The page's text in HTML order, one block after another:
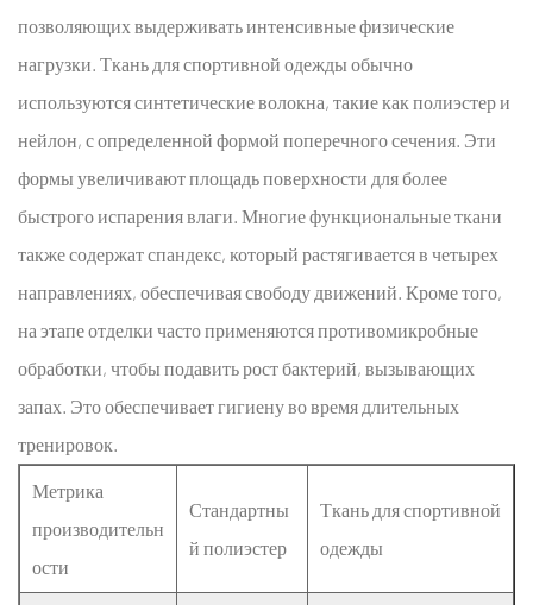
позволяющих выдерживать интенсивные физические
нагрузки. Ткань для спортивной одежды обычно
используются синтетические волокна, такие как полиэстер и
нейлон, с определенной формой поперечного сечения. Эти
формы увеличивают площадь поверхности для более
быстрого испарения влаги. Многие функциональные ткани
также содержат спандекс, который растягивается в четырех
направлениях, обеспечивая свободу движений. Кроме того,
на этапе отделки часто применяются противомикробные
обработки, чтобы подавить рост бактерий, вызывающих
запах. Это обеспечивает гигиену во время длительных
тренировок.
Метрика
производительн
ости
Стандартны
й полиэстер
Ткань для спортивной
одежды